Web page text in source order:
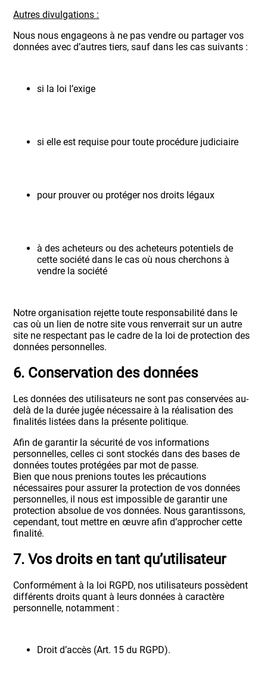
Autres divulgations :
Nous nous engageons à ne pas vendre ou partager vos
données avec d’autres tiers, sauf dans les cas suivants :
si la loi l’exige
si elle est requise pour toute procédure judiciaire
pour prouver ou protéger nos droits légaux
à des acheteurs ou des acheteurs potentiels de
cette société dans le cas où nous cherchons à
vendre la société
Notre organisation rejette toute responsabilité dans le
cas où un lien de notre site vous renverrait sur un autre
site ne respectant pas le cadre de la loi de protection des
données personnelles.
6. Conservation des données
Les données des utilisateurs ne sont pas conservées au-
delà de la durée jugée nécessaire à la réalisation des
finalités listées dans la présente politique.
Afin de garantir la sécurité de vos informations
personnelles, celles ci sont stockés dans des bases de
données toutes protégées par mot de passe.
Bien que nous prenions toutes les précautions
nécessaires pour assurer la protection de vos données
personnelles, il nous est impossible de garantir une
protection absolue de vos données. Nous garantissons,
cependant, tout mettre en œuvre afin d’approcher cette
finalité.
7. Vos droits en tant qu’utilisateur
Conformément à la loi RGPD, nos utilisateurs possèdent
différents droits quant à leurs données à caractère
personnelle, notamment :
Droit d’accès (Art. 15 du RGPD).